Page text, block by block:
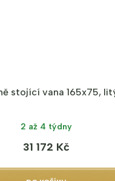
stojící vana 165x75,
2 až 4 týdny
31 172 Kč